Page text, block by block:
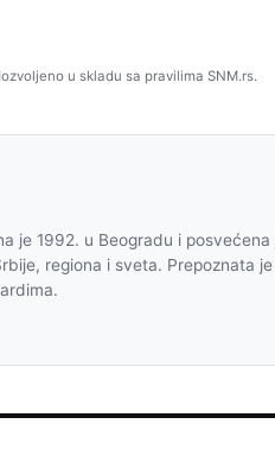
u skladu sa pravilima SNM.rs.
je 1992. u Beogradu i
regiona i sveta. Prepoznata